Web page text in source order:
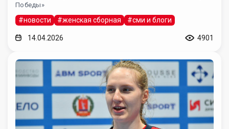
Победы»
#новости #женская сборная #сми и блоги
14.04.2026 4901